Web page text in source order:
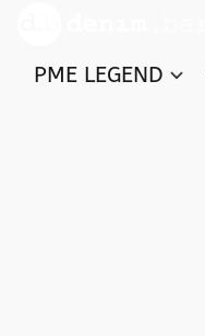
PME LEGEND